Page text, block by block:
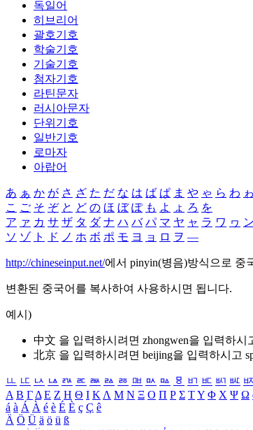
독일어
히브리어
괄호기호
학술기호
기술기호
첨자기호
라틴문자
러시아문자
단위기호
일반기호
로마자
아랍어
あ ぁ か が さ ざ た だ な は ば ぱ ま や ゃ ら わ ゎ
こ ご そ ぞ と ど の ほ ぼ ぽ も よ ょ ろ を
ア ァ カ サ ザ タ ダ ナ ハ バ パ マ ヤ ャ ラ ワ ヮ ン
ソ ゾ ト ド ノ ホ ボ ポ モ ヨ ョ ロ ヲ ―
http://chineseinput.net/에서 pinyin(병음)방식으로 중
변환된 중국어를 복사하여 사용하시면 됩니다.
예시)
中文 을 입력하시려면 zhongwen을 입력하시
北京 을 입력하시려면 beijing을 입력하시고
ㅥ ㅦ ㅧ ㅨ ㅩ ㅪ ㅫ ㅬ ㅭ ㅮ ㅯ ㅰ ㅱ ㅲ ㅳ ㅴ ㅵ ㅶ
Α Β ΓΔ Ε Ζ Η Θ Ι ΚΛ Μ Ν Ξ Ο Π Ρ Σ ΤΥ Φ Χ Ψ Ω
á à Á À é è É È ç Ç ê
Ä Ö Ü ä ö ü ß